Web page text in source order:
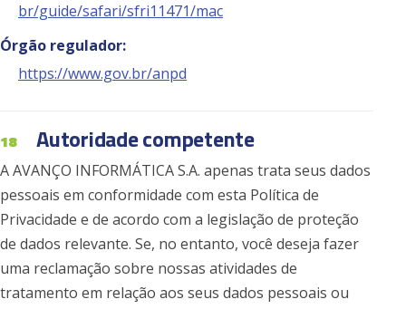
br/guide/safari/sfri11471/mac
Órgão regulador:
https://www.gov.br/anpd
18 Autoridade competente
A AVANÇO INFORMÁTICA S.A. apenas trata seus dados
pessoais em conformidade com esta Política de
Privacidade e de acordo com a legislação de proteção
de dados relevante. Se, no entanto, você deseja fazer
uma reclamação sobre nossas atividades de
tratamento em relação aos seus dados pessoais ou